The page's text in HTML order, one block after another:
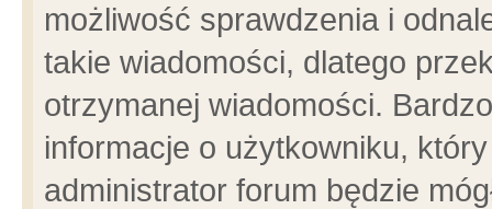
możliwość sprawdzenia i
takie wiadomości, dlatego
otrzymanej wiadomości.
informacje o użytkowniku,
administrator forum będzie